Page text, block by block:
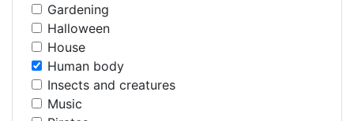
Gardening
Halloween
House
Human body
Insects and creatures
Music